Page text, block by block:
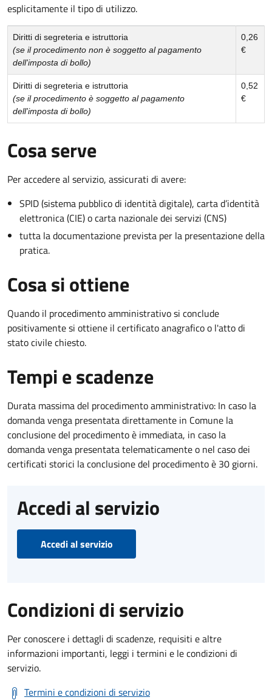
esplicitamente il tipo di utilizzo.
Diritti di segreteria e istruttoria
(se il procedimento non è soggetto al pagamento
dell'imposta di bollo)
0,26
€
Diritti di segreteria e istruttoria
(se il procedimento è soggetto al pagamento
dell'imposta di bollo)
0,52
€
Cosa serve
Per accedere al servizio, assicurati di avere:
SPID (sistema pubblico di identità digitale), carta d’identità
elettronica (CIE) o carta nazionale dei servizi (CNS)
tutta la documentazione prevista per la presentazione della
pratica.
Cosa si ottiene
Quando il procedimento amministrativo si conclude
positivamente si ottiene il certificato anagrafico o l'atto di
stato civile chiesto.
Tempi e scadenze
Durata massima del procedimento amministrativo: In caso la
domanda venga presentata direttamente in Comune la
conclusione del procedimento è immediata, in caso la
domanda venga presentata telematicamente o nel caso dei
certificati storici la conclusione del procedimento è 30 giorni.
Accedi al servizio
Accedi al servizio
Condizioni di servizio
Per conoscere i dettagli di scadenze, requisiti e altre
informazioni importanti, leggi i termini e le condizioni di
servizio.
Termini e condizioni di servizio